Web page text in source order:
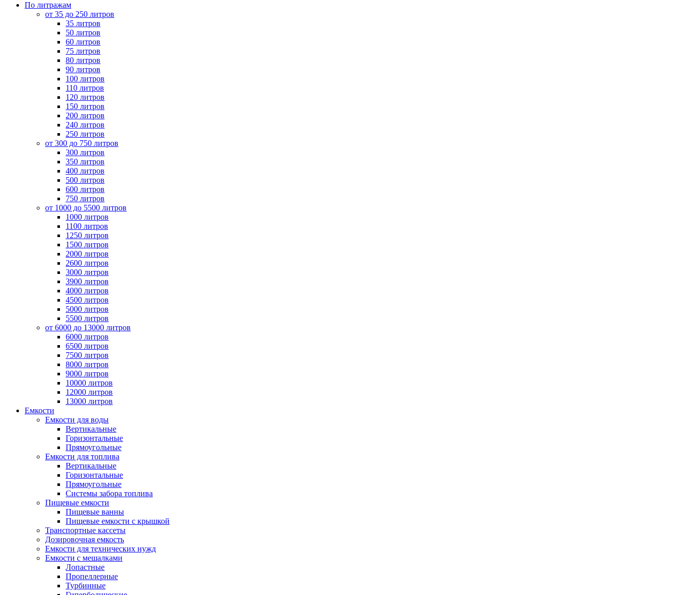
По литражам
от 35 до 250 литров
35 литров
50 литров
60 литров
75 литров
80 литров
90 литров
100 литров
110 литров
120 литров
150 литров
200 литров
240 литров
250 литров
от 300 до 750 литров
300 литров
350 литров
400 литров
500 литров
600 литров
750 литров
от 1000 до 5500 литров
1000 литров
1100 литров
1250 литров
1500 литров
2000 литров
2600 литров
3000 литров
3900 литров
4000 литров
4500 литров
5000 литров
5500 литров
от 6000 до 13000 литров
6000 литров
6500 литров
7500 литров
8000 литров
9000 литров
10000 литров
12000 литров
13000 литров
Емкости
Емкости для воды
Вертикальные
Горизонтальные
Прямоугольные
Емкости для топлива
Вертикальные
Горизонтальные
Прямоугольные
Системы забора топлива
Пищевые емкости
Пищевые ванны
Пищевые емкости с крышкой
Транспортные кассеты
Дозировочная емкость
Емкости для технических нужд
Емкости с мешалками
Лопастные
Пропеллерные
Турбинные